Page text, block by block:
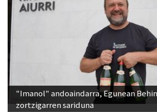
"Imanol" andoaindarra, Egunean
zortzigarren sariduna